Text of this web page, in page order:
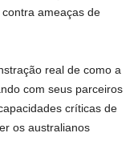
ameaças de
real de como a
com seus parceiros
críticas de
os australianos